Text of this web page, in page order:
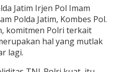
Jatim Irjen Pol Imam
Polda Jatim, Kombes Pol.
komitmen Polri terkait
hal yang mutlak
lagi.